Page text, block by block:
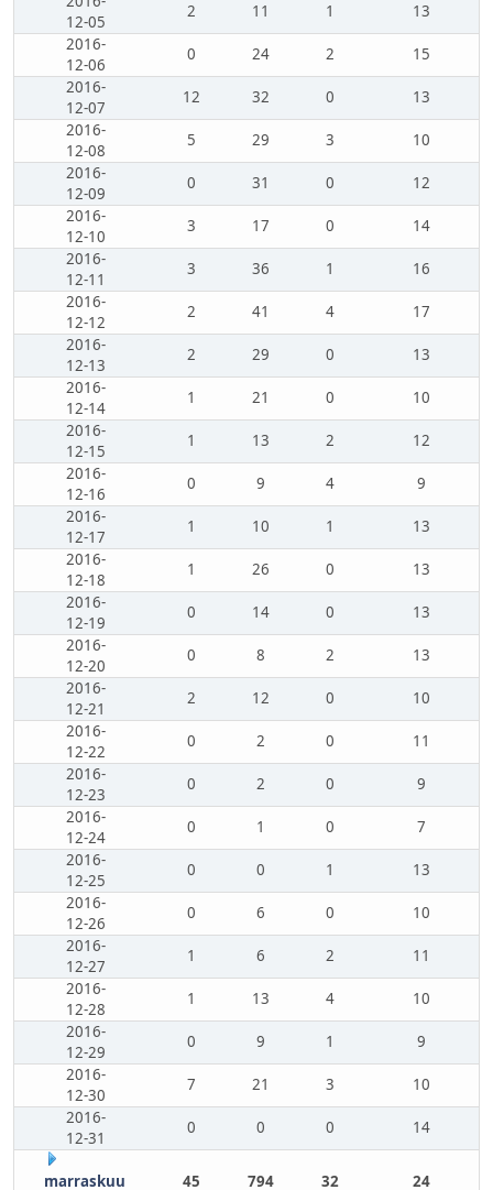
12-05
2 11 1
13
2016-
12-06
0 24 2
15
2016-
12-07
12 32 0
13
2016-
12-08
5 29 3
10
2016-
12-09
0 31 0
12
2016-
12-10
3 17 0
14
2016-
12-11
3 36 1
16
2016-
12-12
2 41 4
17
2016-
12-13
2 29 0
13
2016-
12-14
1 21 0
10
2016-
12-15
1 13 2
12
2016-
12-16
0 9 4
9
2016-
12-17
1 10 1
13
2016-
12-18
1 26 0
13
2016-
12-19
0 14 0
13
2016-
12-20
0 8 2
13
2016-
12-21
2 12 0
10
2016-
12-22
0 2 0
11
2016-
12-23
0 2 0
9
2016-
12-24
0 1 0
7
2016-
12-25
0 0 1
13
2016-
12-26
0 6 0
10
2016-
12-27
1 6 2
11
2016-
12-28
1 13 4
10
2016-
12-29
0 9 1
9
2016-
12-30
7 21 3
10
2016-
12-31
0 0 0 14
marraskuu
45 794 32 24